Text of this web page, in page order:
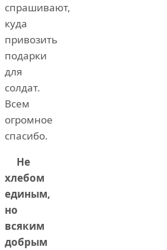
спрашивают,
куда
привозить
подарки
для
солдат.
Всем
огромное
спасибо.
Не
хлебом
единым,
но
всяким
добрым